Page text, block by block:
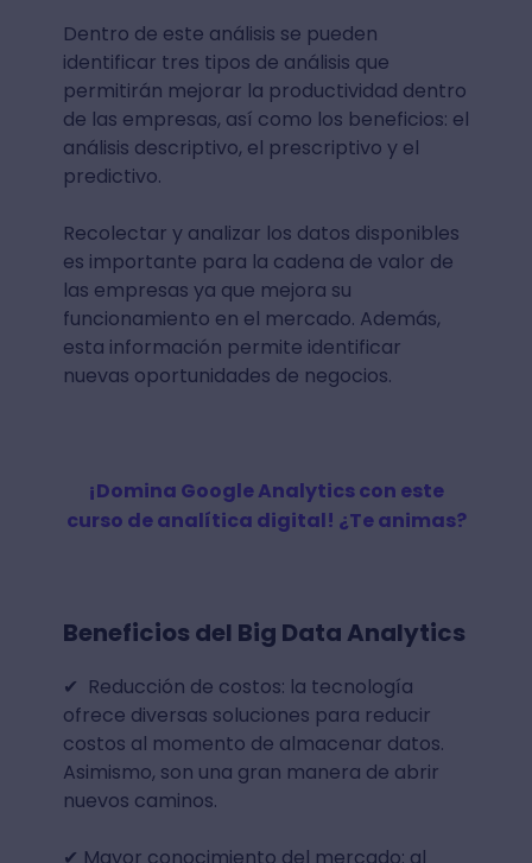
Dentro de este análisis se pueden
identificar tres tipos de análisis que
permitirán mejorar la productividad dentro
de las empresas, así como los beneficios: el
análisis descriptivo, el prescriptivo y el
predictivo.
Recolectar y analizar los datos disponibles
es importante para la cadena de valor de
las empresas ya que mejora su
funcionamiento en el mercado. Además,
esta información permite identificar
nuevas oportunidades de negocios.
¡Domina Google Analytics con este
curso de analítica digital! ¿Te animas?
Beneficios del Big Data Analytics
✔ ️ Reducción de costos: la tecnología
ofrece diversas soluciones para reducir
costos al momento de almacenar datos.
Asimismo, son una gran manera de abrir
nuevos caminos.
✔ Mayor conocimiento del mercado: al